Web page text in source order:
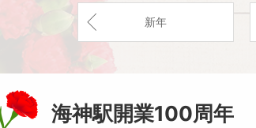
新年
海神駅開業100周年